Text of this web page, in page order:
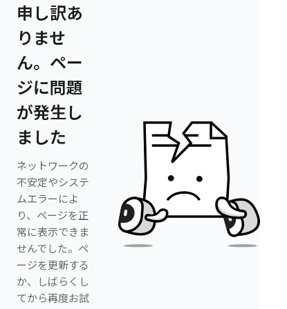
申し訳あ
りませ
ん。ペー
ジに問題
が発生し
ました
ネットワークの
不安定やシステ
ムエラーによ
り、ページを正
常に表示できま
せんでした。ペ
ージを更新する
か、しばらくし
てから再度お試